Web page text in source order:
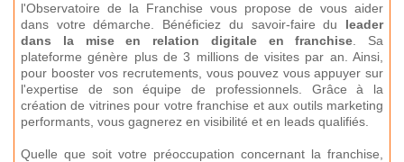
l'Observatoire de la Franchise vous propose de vous aider
dans votre démarche. Bénéficiez du savoir-faire du leader
dans la mise en relation digitale en franchise . Sa
plateforme génère plus de 3 millions de visites par an. Ainsi,
pour booster vos recrutements, vous pouvez vous appuyer sur
l'expertise de son équipe de professionnels. Grâce à la
création de vitrines pour votre franchise et aux outils marketing
performants, vous gagnerez en visibilité et en leads qualifiés.
Quelle que soit votre préoccupation concernant la franchise,